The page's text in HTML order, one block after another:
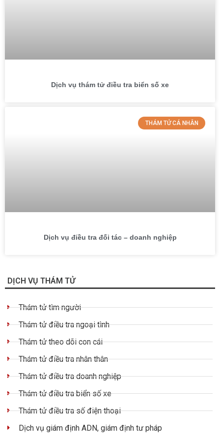
Dịch vụ thám tử điều tra biển số xe
THÁM TỬ CÁ NHÂN
Dịch vụ điều tra đối tác – doanh nghiệp
DỊCH VỤ THÁM TỬ
Thám tử tìm người
Thám tử điều tra ngoại tình
Thám tử theo dõi con cái
Thám tử điều tra nhân thân
Thám tử điều tra doanh nghiệp
Thám tử điều tra biển số xe
Thám tử điều tra số điện thoại
Dịch vụ giám định ADN, giám định tư pháp